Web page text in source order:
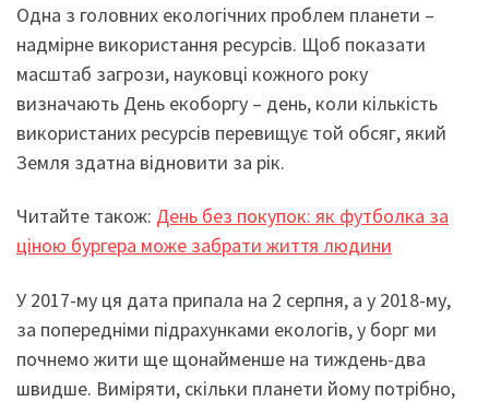
Одна з головних екологічних проблем планети –
надмірне використання ресурсів. Щоб показати
масштаб загрози, науковці кожного року
визначають День екоборгу – день, коли кількість
використаних ресурсів перевищує той обсяг, який
Земля здатна відновити за рік.
Читайте також: День без покупок: як футболка за
ціною бургера може забрати життя людини
У 2017-му ця дата припала на 2 серпня, а у 2018-му,
за попередніми підрахунками екологів, у борг ми
почнемо жити ще щонайменше на тиждень-два
швидше. Виміряти, скільки планети йому потрібно,